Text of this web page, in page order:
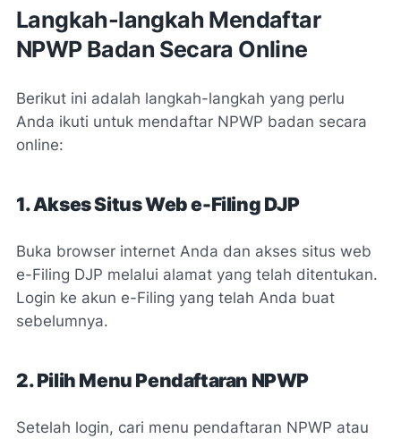
Langkah-langkah Mendaftar
NPWP Badan Secara Online
Berikut ini adalah langkah-langkah yang perlu
Anda ikuti untuk mendaftar NPWP badan secara
online:
1. Akses Situs Web e-Filing DJP
Buka browser internet Anda dan akses situs web
e-Filing DJP melalui alamat yang telah ditentukan.
Login ke akun e-Filing yang telah Anda buat
sebelumnya.
2. Pilih Menu Pendaftaran NPWP
Setelah login, cari menu pendaftaran NPWP atau